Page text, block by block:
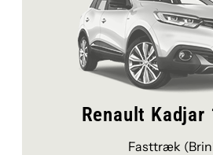
Renault Kadjar
Fasttræk